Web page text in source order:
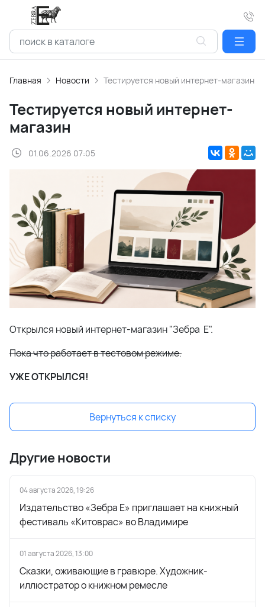
Главная Новости Тестируется новый интернет-магазин
Тестируется новый интернет-
магазин
01.06.2026 07:05
Открылся новый интернет-магазин "Зебра Е".
Пока что работает в тестовом режиме.
УЖЕ ОТКРЫЛСЯ!
Вернуться к списку
Другие новости
04 августа 2026, 19:26
Издательство «Зебра Е» приглашает на книжный
фестиваль «Китоврас» во Владимире
01 августа 2026, 13:00
Сказки, оживающие в гравюре. Художник-
иллюстратор о книжном ремесле